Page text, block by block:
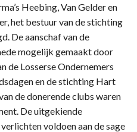
Heebing, Van Gelder en
het bestuur van de stichting
De aanschaf van de
mogelijk gemaakt door
de Losserse Ondernemers
en de stichting Hart
de donerende clubs waren
De uitgekiende
voldoen aan de sage